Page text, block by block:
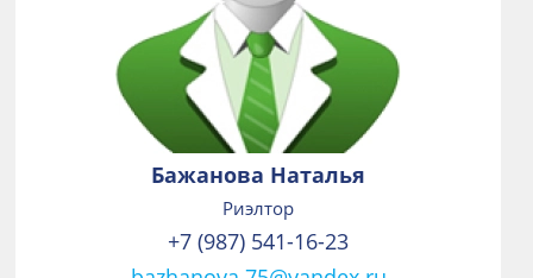
Бажанова Наталья
Риэлтор
+7 (987) 541-16-23